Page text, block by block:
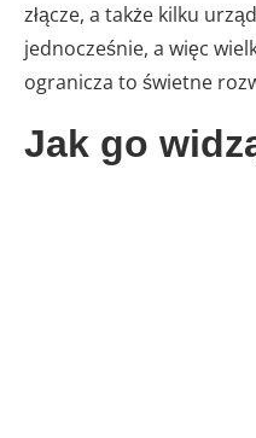
złącze, a także kilku
jednocześnie, a więc
ogranicza to świetne
Jak go